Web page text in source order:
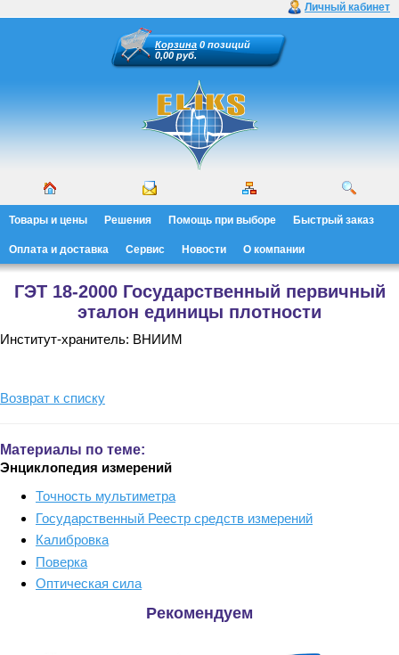
Личный кабинет
Корзина 0 позиций
0,00 руб.
Товары и цены Решения Помощь при выборе Быстрый заказ
Оплата и доставка Сервис Новости О компании
ГЭТ 18-2000 Государственный первичный
эталон единицы плотности
Институт-хранитель: ВНИИМ
Возврат к списку
Материалы по теме:
Энциклопедия измерений
Точность мультиметра
Государственный Реестр средств измерений
Калибровка
Поверка
Оптическая сила
Рекомендуем